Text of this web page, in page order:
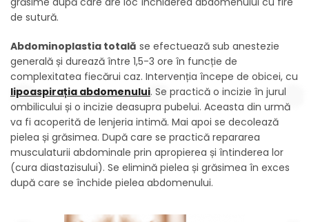
de sutură.
Abdominoplastia totală se efectuează sub anestezie
generală și durează între 1,5-3 ore în funcție de
complexitatea fiecărui caz. Intervenția începe de obicei, cu
lipoaspirația abdomenului. Se practică o incizie în jurul
ombilicului și o incizie deasupra pubelui. Aceasta din urmă
va fi acoperită de lenjeria intimă. Mai apoi se decolează
pielea și grăsimea. După care se practică repararea
musculaturii abdominale prin apropierea și întinderea lor
(cura diastazisului). Se elimină pielea și grăsimea în exces
după care se închide pielea abdomenului.